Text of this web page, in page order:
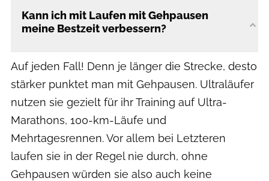
Kann ich mit Laufen mit Gehpausen
meine Bestzeit verbessern?
Auf jeden Fall! Denn je länger die Strecke, desto
stärker punktet man mit Gehpausen. Ultraläufer
nutzen sie gezielt für ihr Training auf Ultra-
Marathons, 100-km-Läufe und
Mehrtagesrennen. Vor allem bei Letzteren
laufen sie in der Regel nie durch, ohne
Gehpausen würden sie also auch keine